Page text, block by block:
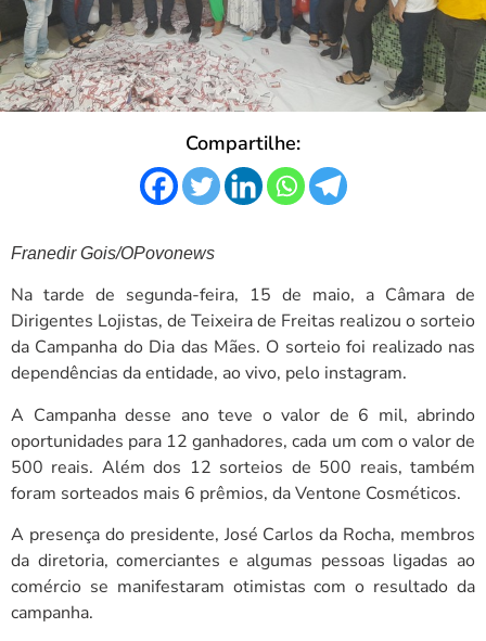
Compartilhe:
Franedir Gois/OPovonews
Na tarde de segunda-feira, 15 de maio, a Câmara de
Dirigentes Lojistas, de Teixeira de Freitas realizou o sorteio
da Campanha do Dia das Mães. O sorteio foi realizado nas
dependências da entidade, ao vivo, pelo instagram.
A Campanha desse ano teve o valor de 6 mil, abrindo
oportunidades para 12 ganhadores, cada um com o valor de
500 reais. Além dos 12 sorteios de 500 reais, também
foram sorteados mais 6 prêmios, da Ventone Cosméticos.
A presença do presidente, José Carlos da Rocha, membros
da diretoria, comerciantes e algumas pessoas ligadas ao
comércio se manifestaram otimistas com o resultado da
campanha.